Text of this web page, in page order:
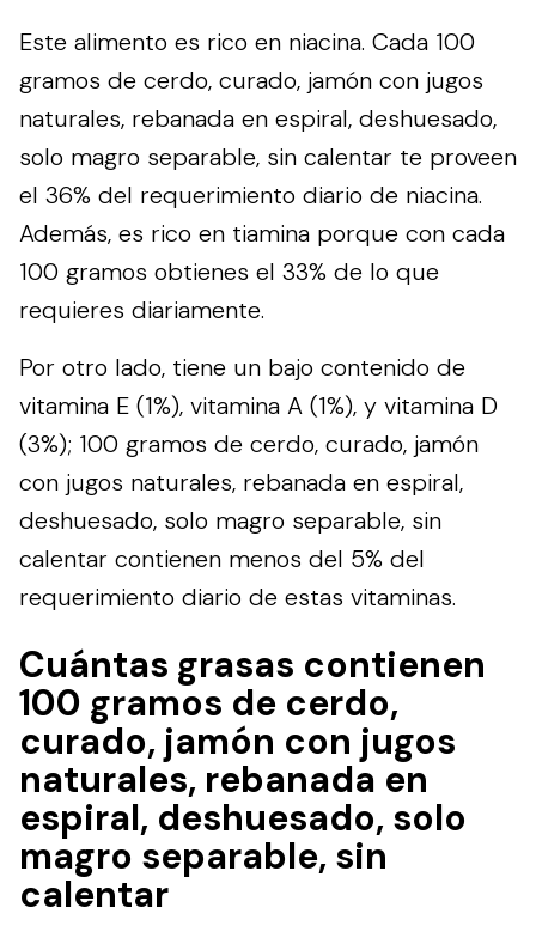
Este alimento es rico en niacina. Cada 100
gramos de cerdo, curado, jamón con jugos
naturales, rebanada en espiral, deshuesado,
solo magro separable, sin calentar te proveen
el 36% del requerimiento diario de niacina.
Además, es rico en tiamina porque con cada
100 gramos obtienes el 33% de lo que
requieres diariamente.
Por otro lado, tiene un bajo contenido de
vitamina E (1%), vitamina A (1%), y vitamina D
(3%); 100 gramos de cerdo, curado, jamón
con jugos naturales, rebanada en espiral,
deshuesado, solo magro separable, sin
calentar contienen menos del 5% del
requerimiento diario de estas vitaminas.
Cuántas grasas contienen
100 gramos de cerdo,
curado, jamón con jugos
naturales, rebanada en
espiral, deshuesado, solo
magro separable, sin
calentar